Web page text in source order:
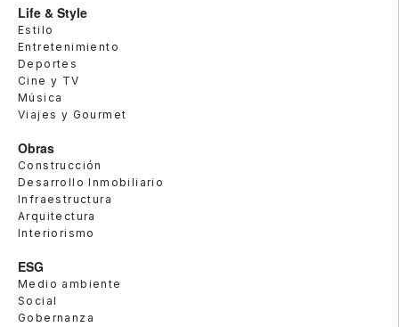
Life & Style
Estilo
Entretenimiento
Deportes
Cine y TV
Música
Viajes y Gourmet
Obras
Construcción
Desarrollo Inmobiliario
Infraestructura
Arquitectura
Interiorismo
ESG
Medio ambiente
Social
Gobernanza